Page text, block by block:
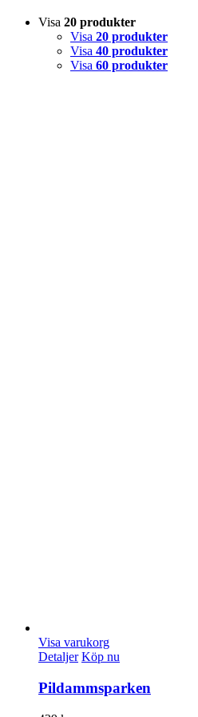
Visa 20 produkter
Visa 20 produkter
Visa 40 produkter
Visa 60 produkter
Visa varukorg
Detaljer Köp nu
Pildammsparken